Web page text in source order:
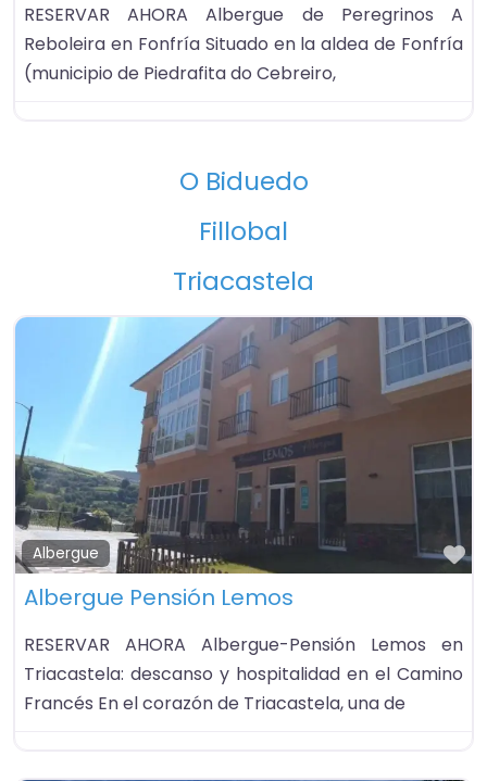
RESERVAR AHORA Albergue de Peregrinos A
Reboleira en Fonfría Situado en la aldea de Fonfría
(municipio de Piedrafita do Cebreiro,
O Biduedo
Fillobal
Triacastela
Albergue
Albergue Pensión Lemos
RESERVAR AHORA Albergue-Pensión Lemos en
Triacastela: descanso y hospitalidad en el Camino
Francés En el corazón de Triacastela, una de